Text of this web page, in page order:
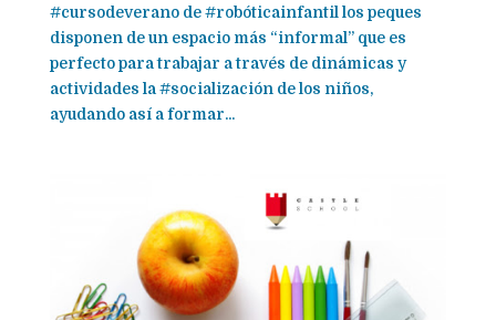
‪#‎cursodeverano‬ de ‪#‎robóticainfantil‬ los peques
disponen de un espacio más “informal” que es
perfecto para trabajar a través de dinámicas y
actividades la ‪#‎socialización‬ de los niños,
ayudando así a formar...